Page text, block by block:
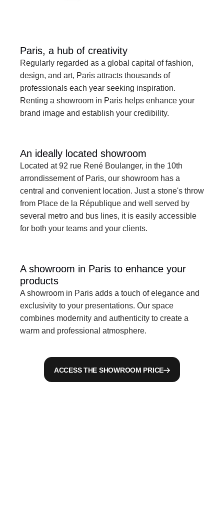
Paris, a hub of creativity
Regularly regarded as a global capital of fashion,
design, and art, Paris attracts thousands of
professionals each year seeking inspiration.
Renting a showroom in Paris helps enhance your
brand image and establish your credibility.
An ideally located showroom
Located at 92 rue René Boulanger, in the 10th
arrondissement of Paris, our showroom has a
central and convenient location. Just a stone's throw
from Place de la République and well served by
several metro and bus lines, it is easily accessible
for both your teams and your clients.
A showroom in Paris to enhance your
products
A showroom in Paris adds a touch of elegance and
exclusivity to your presentations. Our space
combines modernity and authenticity to create a
warm and professional atmosphere.
ACCESS THE SHOWROOM PRICE